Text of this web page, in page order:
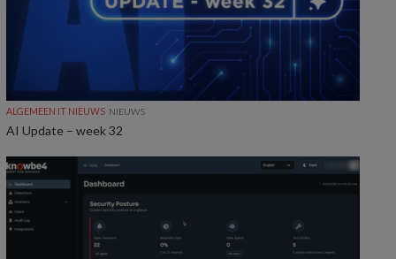
ALGEMEEN IT NIEUWS NIEUWS
AI Update – week 32